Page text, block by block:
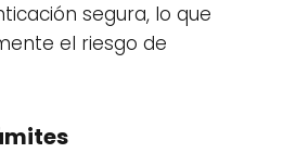
segura, lo que
el riesgo de